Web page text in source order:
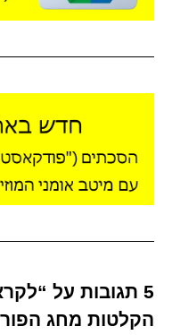
5 תגובות על
הקלטות מחג